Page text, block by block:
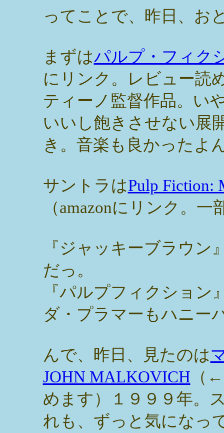
ってことで、昨日、お
まずはパルプ・フィク
にリンク。レビュー読
ティーノ監督作品。い
いいし飽きさせない展
き。音楽も良かったよ
サントラはPulp Fiction:
（amazonにリンク。
『ジャッキーブラウン
だっ。
『パルプフィクショ
ダ・プラマーもハニー
んで、昨日、見たのは
JOHN MALKOVICH （
めます）１９９９年。
れも、ずっと気になっ